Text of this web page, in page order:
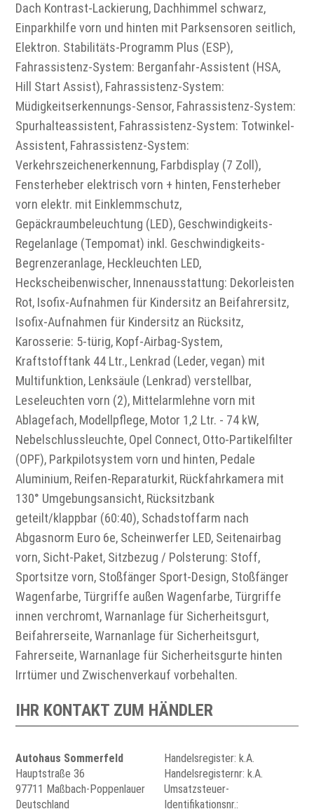
Dach Kontrast-Lackierung, Dachhimmel schwarz,
Einparkhilfe vorn und hinten mit Parksensoren seitlich,
Elektron. Stabilitäts-Programm Plus (ESP),
Fahrassistenz-System: Berganfahr-Assistent (HSA,
Hill Start Assist), Fahrassistenz-System:
Müdigkeitserkennungs-Sensor, Fahrassistenz-System:
Spurhalteassistent, Fahrassistenz-System: Totwinkel-
Assistent, Fahrassistenz-System:
Verkehrszeichenerkennung, Farbdisplay (7 Zoll),
Fensterheber elektrisch vorn + hinten, Fensterheber
vorn elektr. mit Einklemmschutz,
Gepäckraumbeleuchtung (LED), Geschwindigkeits-
Regelanlage (Tempomat) inkl. Geschwindigkeits-
Begrenzeranlage, Heckleuchten LED,
Heckscheibenwischer, Innenausstattung: Dekorleisten
Rot, Isofix-Aufnahmen für Kindersitz an Beifahrersitz,
Isofix-Aufnahmen für Kindersitz an Rücksitz,
Karosserie: 5-türig, Kopf-Airbag-System,
Kraftstofftank 44 Ltr., Lenkrad (Leder, vegan) mit
Multifunktion, Lenksäule (Lenkrad) verstellbar,
Leseleuchten vorn (2), Mittelarmlehne vorn mit
Ablagefach, Modellpflege, Motor 1,2 Ltr. - 74 kW,
Nebelschlussleuchte, Opel Connect, Otto-Partikelfilter
(OPF), Parkpilotsystem vorn und hinten, Pedale
Aluminium, Reifen-Reparaturkit, Rückfahrkamera mit
130° Umgebungsansicht, Rücksitzbank
geteilt/klappbar (60:40), Schadstoffarm nach
Abgasnorm Euro 6e, Scheinwerfer LED, Seitenairbag
vorn, Sicht-Paket, Sitzbezug / Polsterung: Stoff,
Sportsitze vorn, Stoßfänger Sport-Design, Stoßfänger
Wagenfarbe, Türgriffe außen Wagenfarbe, Türgriffe
innen verchromt, Warnanlage für Sicherheitsgurt,
Beifahrerseite, Warnanlage für Sicherheitsgurt,
Fahrerseite, Warnanlage für Sicherheitsgurte hinten
Irrtümer und Zwischenverkauf vorbehalten.
IHR KONTAKT ZUM HÄNDLER
Autohaus Sommerfeld
Hauptstraße 36
97711 Maßbach-Poppenlauer
Deutschland
Handelsregister: k.A.
Handelsregisternr: k.A.
Umsatzsteuer-
Identifikationsnr.: